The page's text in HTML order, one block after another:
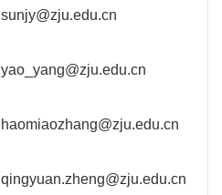
sunjy@zju.edu.cn
yao_yang@zju.edu.cn
haomiaozhang@zju.edu.cn
qingyuan.zheng@zju.edu.cn